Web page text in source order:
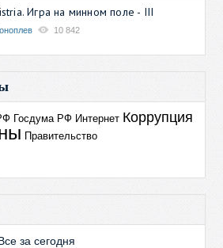
Игра на минном поле - III
10 842
Госдума РФ Интернет Коррупция
Правительство
за сегодня